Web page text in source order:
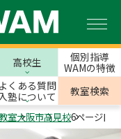
高校生
個別指導
WAMの特徴
よくある質問
入塾について
教室検索
室大阪市高見校6ページ目